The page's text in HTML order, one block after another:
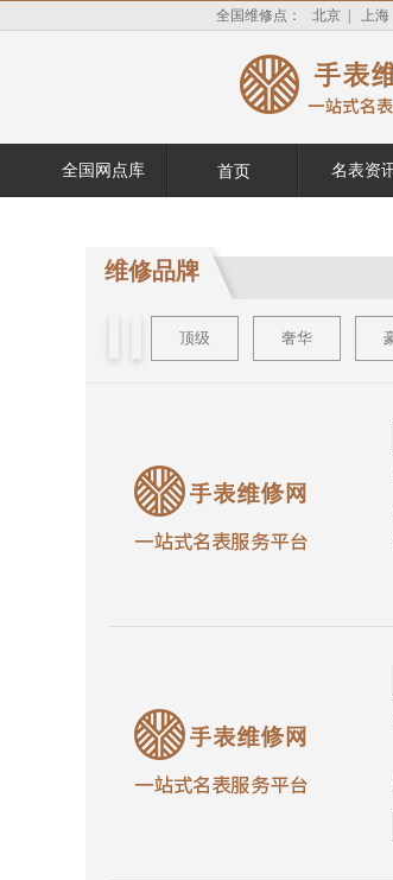
全国维修点： 北京 上海
全国网点库 首页 名表资
维修品牌
顶级 奢华